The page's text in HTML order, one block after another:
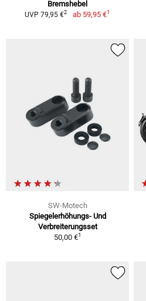
Bremshebel
UVP 79,95 €2 ab 59,95 €1
SW-Motech
Spiegelerhöhungs- Und
Verbreiterungsset
50,00 €1